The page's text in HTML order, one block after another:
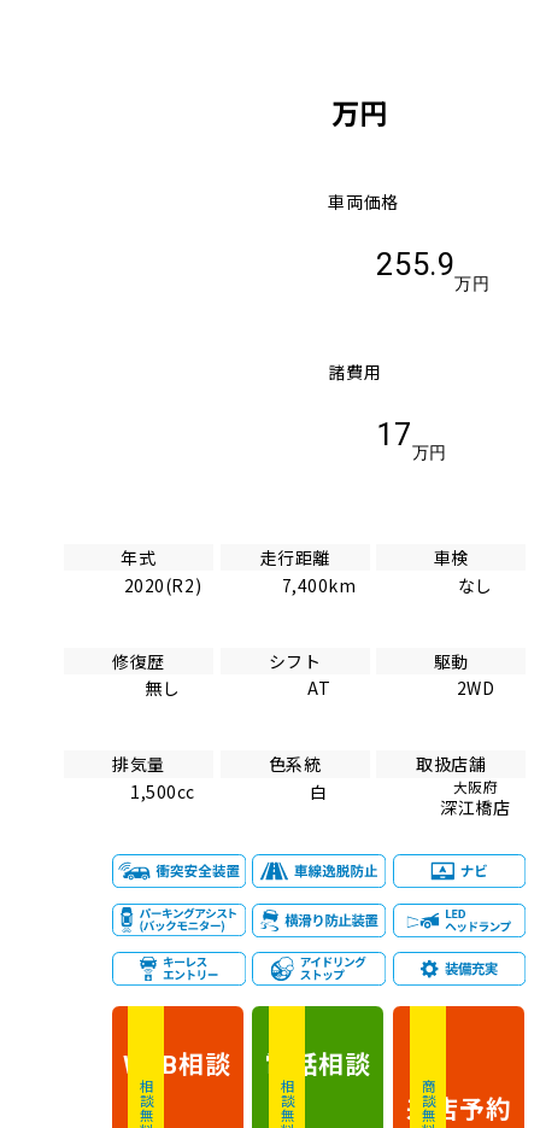
万円
車両価格
255.9
万円
諸費用
17
万円
年式
2020(R2)
走行距離
7,400km
車検
なし
修復歴
無し
シフト
AT
駆動
2WD
排気量
1,500cc
色系統
白
取扱店舗
大阪府
深江橋店
相談無料
WEB相談
相談無料
電話相談
商談無料
来店予約